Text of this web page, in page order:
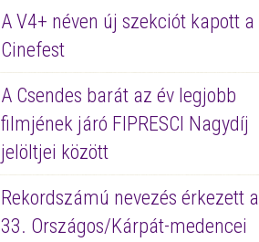
A V4+ néven új szekciót kapott a
Cinefest
A Csendes barát az év legjobb
filmjének járó FIPRESCI Nagydíj
jelöltjei között
Rekordszámú nevezés érkezett a
33. Országos/Kárpát-medencei